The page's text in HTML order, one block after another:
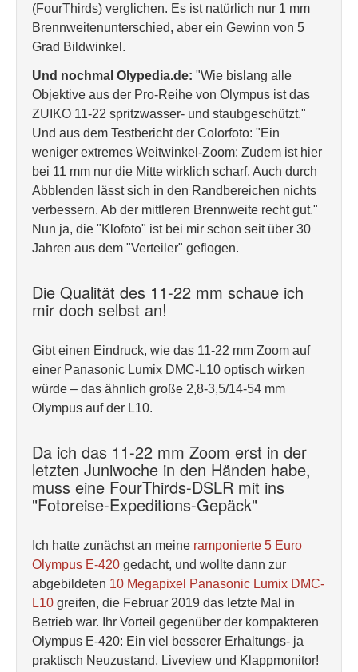
(FourThirds) verglichen. Es ist natürlich nur 1 mm
Brennweitenunterschied, aber ein Gewinn von 5
Grad Bildwinkel.
Und nochmal Olypedia.de: "Wie bislang alle
Objektive aus der Pro-Reihe von Olympus ist das
ZUIKO 11-22 spritzwasser- und staubgeschützt."
Und aus dem Testbericht der Colorfoto: "Ein
weniger extremes Weitwinkel-Zoom: Zudem ist hier
bei 11 mm nur die Mitte wirklich scharf. Auch durch
Abblenden lässt sich in den Randbereichen nichts
verbessern. Ab der mittleren Brennweite recht gut."
Nun ja, die "Klofoto" ist bei mir schon seit über 30
Jahren aus dem "Verteiler" geflogen.
Die Qualität des 11-22 mm schaue ich
mir doch selbst an!
Gibt einen Eindruck, wie das 11-22 mm Zoom auf
einer Panasonic Lumix DMC-L10 optisch wirken
würde – das ähnlich große 2,8-3,5/14-54 mm
Olympus auf der L10.
Da ich das 11-22 mm Zoom erst in der
letzten Juniwoche in den Händen habe,
muss eine FourThirds-DSLR mit ins
"Fotoreise-Expeditions-Gepäck"
Ich hatte zunächst an meine ramponierte 5 Euro
Olympus E-420 gedacht, und wollte dann zur
abgebildeten 10 Megapixel Panasonic Lumix DMC-
L10 greifen, die Februar 2019 das letzte Mal in
Betrieb war. Ihr Vorteil gegenüber der kompakteren
Olympus E-420: Ein viel besserer Erhaltungs- ja
praktisch Neuzustand, Liveview und Klappmonitor!